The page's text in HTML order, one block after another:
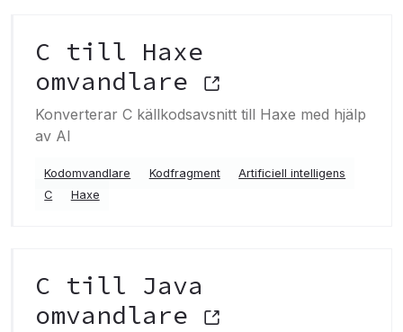
C till Haxe
omvandlare
Konverterar C källkodsavsnitt till Haxe med hjälp
av AI
Kodomvandlare Kodfragment
Artificiell intelligens
C
Haxe
C till Java
omvandlare